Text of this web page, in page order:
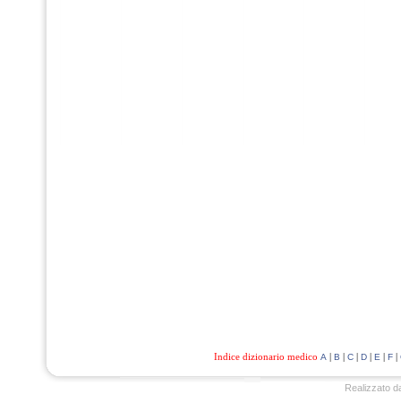
Indice dizionario medico A | B | C| D| E | F|
Realizzato